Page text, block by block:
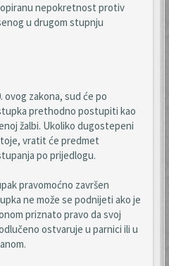
nepokretnost protiv
u drugom stupnju
ovog zakona, sud će po
prethodno postupiti kao
žalbi. Ukoliko dugostepeni
vratit će predmet
po prijedlogu.
pravomoćno završen
ne može se podnijeti ako je
priznato pravo da svoj
ostvaruje u parnici ili u